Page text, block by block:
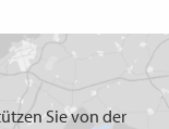
Sie von der